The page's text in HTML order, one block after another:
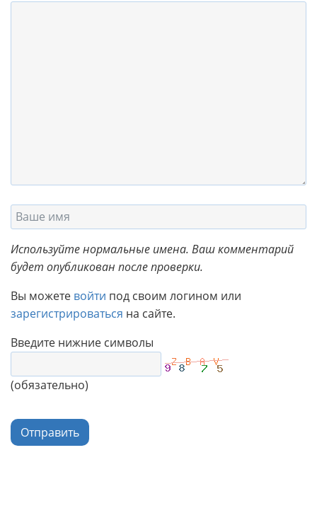
Используйте нормальные имена. Ваш комментарий
будет опубликован после проверки.
Вы можете войти под своим логином или
зарегистрироваться на сайте.
Введите нижние символы
(обязательно)
Отправить